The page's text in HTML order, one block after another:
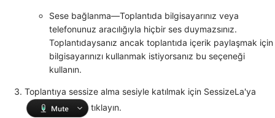
Sese bağlanma—Toplantıda bilgisayarınız veya
telefonunuz aracılığıyla hiçbir ses duymazsınız.
Toplantıdaysanız ancak toplantıda içerik paylaşmak için
bilgisayarınızı kullanmak istiyorsanız bu seçeneği
kullanın.
Toplantıya sessize alma sesiyle katılmak için SessizeLa'ya
tıklayın.